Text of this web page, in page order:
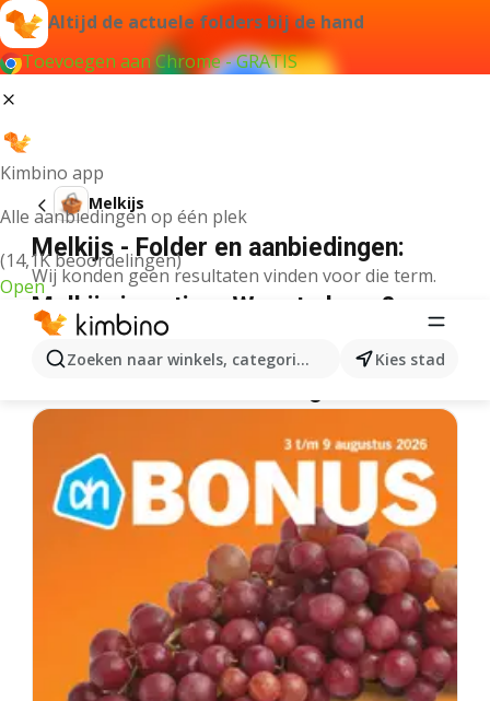
Altijd de actuele folders bij de hand
Toevoegen aan Chrome - GRATIS
Kimbino app
Alle aanbiedingen op één plek
(14,1K beoordelingen)
Open
Zoeken naar winkels, categorieën, producten...
Kies stad
Melkijs
Melkijs - Folder en aanbiedingen:
Wij konden geen resultaten vinden voor die term.
Melkijs in actie – Waar te koop?